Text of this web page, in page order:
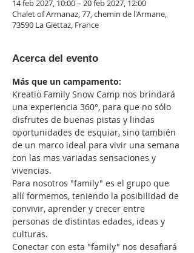
14 feb 2027, 10:00 – 20 feb 2027, 12:00
Chalet of Armanaz, 77, chemin de l'Armane,
73590 La Giettaz, France
Acerca del evento
Más que un campamento:
Kreatio Family Snow Camp nos brindará
una experiencia 360°, para que no sólo
disfrutes de buenas pistas y lindas
oportunidades de esquiar, sino también
de un marco ideal para vivir una semana
con las mas variadas sensaciones y
vivencias.
Para nosotros "family" es el grupo que
allí formemos, teniendo la posibilidad de
convivir, aprender y crecer entre
personas de distintas edades, ideas y
culturas.
Conectar con esta "family" nos desafiará